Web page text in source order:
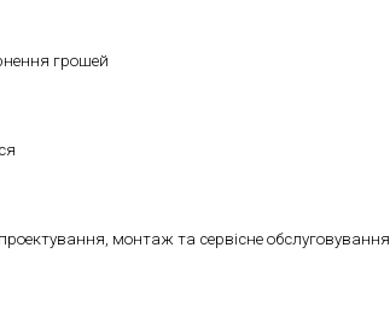
грошей
монтаж та сервісне обслуговування